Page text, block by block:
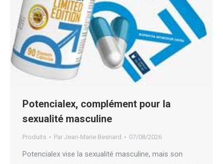
Potencialex, complément pour la
sexualité masculine
Produits Par Jean-Marie Besnard 07/08/2026
Potencialex vise la sexualité masculine, mais son